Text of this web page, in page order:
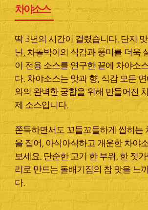
차야소스
딱 3년의 시간이 걸렸습니다. 단지
닌, 차돌박이의 식감과 풍미를 더욱
이 전용 소스를 연구한 끝에 차야소
다. 차야소스는 맛과 향, 식감 모든 면
와의 완벽한 궁합을 위해 만들어진
제 소스입니다.
쫀득하면서도 꼬들꼬들하게 씹히는
을 집어, 아삭아삭하고 개운한 차야
보세요. 단순한 고기 한 부위, 한 젓
리로 만드는 돌배기집의 참 맛을 느
다.